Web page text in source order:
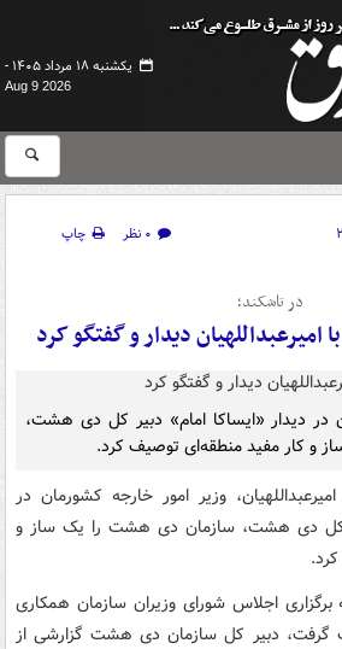
یکشنبه ۱۸ مرداد ۱۴۰۵ -
Aug 9 2026
۰ نظر
چاپ
در تاشکند؛
دیدار و گفتگو کرد
در دیدار «ایساکا امام» دبیر کل دی هشت،
و کار مفید منطقه‌ای توصیف کرد.
وزیر امور خارجه کشورمان در
کل دی هشت، سازمان دی هشت را یک ساز و
اجلاس شورای وزیران سازمان همکاری
گرفت، دبیر کل سازمان دی هشت گزارشی از